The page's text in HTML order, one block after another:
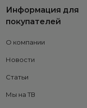
Информация для
покупателей
О компании
Новости
Статьи
Мы на ТВ